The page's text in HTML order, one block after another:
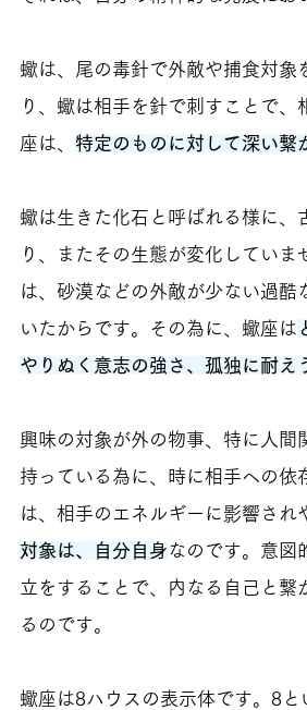
蠍は、尾の毒針で外敵や捕食対
り、蠍は相手を針で刺すことで
座は、 特定のものに対して深い繋
蠍は生きた化石と呼ばれる様に
り、またその生態が変化してい
は、砂漠などの外敵が少ない過
いたからです。その為に、蠍座は
やりぬく意志の強さ、孤独に耐え
興味の対象が外の物事、特に人
持っている為に、時に相手への
は、相手のエネルギーに影響され
対象は、自分自身なのです。意図
立をすることで、内なる自己と
るのです。
蠍座は8ハウスの表示体です。8